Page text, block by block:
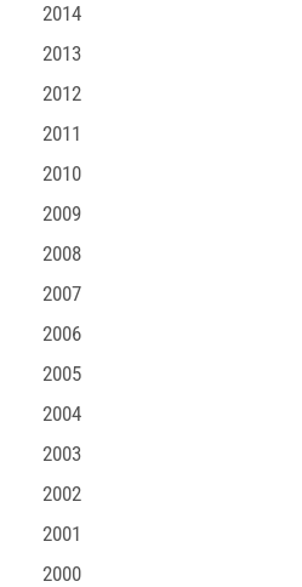
2014
2013
2012
2011
2010
2009
2008
2007
2006
2005
2004
2003
2002
2001
2000